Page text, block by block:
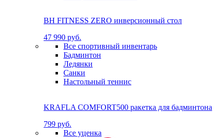
BH FITNESS ZERO инверсионный стол
47 990 руб.
Все спортивный инвентарь
Бадминтон
Ледянки
Санки
Настольный теннис
KRAFLA COMFORT500 ракетка для бадминтона
799 руб.
Все уценка